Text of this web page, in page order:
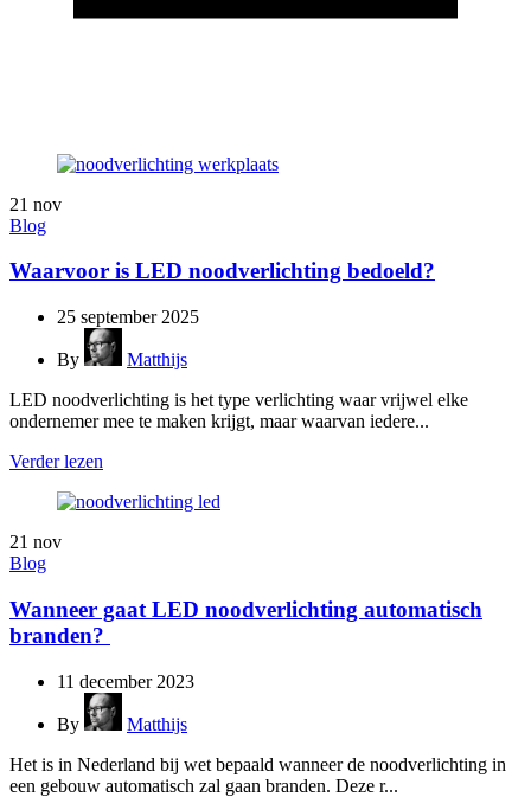
21 nov
Blog
Waarvoor is LED noodverlichting bedoeld?
25 september 2025
By
Matthijs
LED noodverlichting is het type verlichting waar vrijwel elke
ondernemer mee te maken krijgt, maar waarvan iedere...
Verder lezen
21 nov
Blog
Wanneer gaat LED noodverlichting automatisch
branden?
11 december 2023
By
Matthijs
Het is in Nederland bij wet bepaald wanneer de noodverlichting in
een gebouw automatisch zal gaan branden. Deze r...